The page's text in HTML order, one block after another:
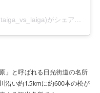
虎牙(たいが)vs獅子牙(ライガ)(@taiga_vs_laiga)がシェアした投稿
」と呼ばれる日光街道の名所
沿い約1.5kmに約600本の松が